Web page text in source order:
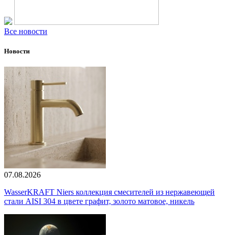
Все новости
Новости
07.08.2026
WasserKRAFT Niers коллекция смесителей из нержавеющей
стали AISI 304 в цвете графит, золото матовое, никель